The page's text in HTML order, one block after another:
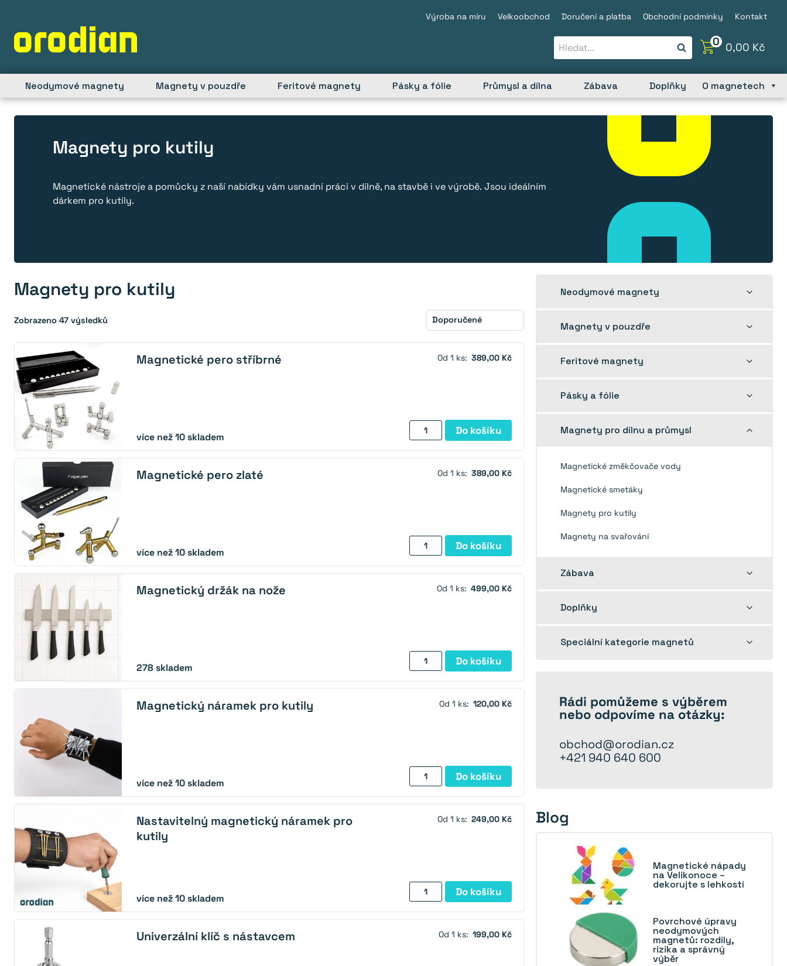
obsah
Výroba na míru Velkoobchod Doručení a platba Obchodní podmínky Kontakt
0 0,00 Kč
Neodymové magnety Magnety v pouzdře Feritové magnety Pásky a fólie Průmysl a dílna Zábava Doplňky O magnetech
Magnety pro kutily
Magnetické nástroje a pomůcky z naší nabídky vám usnadní práci v dílně, na stavbě i ve výrobě. Jsou ideálním
dárkem pro kutily.
Magnety pro kutily
Zobrazeno 47 výsledků
Magnetické pero stříbrné
více než 10 skladem
Od 1 ks: 389,00 Kč
Magnetické
pero
stříbrné
množství
Do košíku
Magnetické pero zlaté
více než 10 skladem
Od 1 ks: 389,00 Kč
Magnetické
pero
zlaté
množství
Do košíku
Magnetický držák na nože
278skladem
Od 1 ks: 499,00 Kč
Magnetický
držák
na
Do košíku
Magnetický náramek pro kutily
více než 10 skladem
Od 1 ks: 120,00 Kč
Magnetický
náramek
pro
Do košíku
Nastavitelný magnetický náramek pro
kutily
více než 10 skladem
Od 1 ks: 249,00 Kč
Nastavitelný
magnetický
náramek
Do košíku
Univerzální klíč s nástavcem Od 1 ks: 199,00 Kč
Neodymové magnety
Rozbalit
Magnety v pouzdře
Rozbalit
Feritové magnety
Rozbalit
Pásky a fólie
Rozbalit
Magnety pro dílnu a průmysl
Rozbalit
Magnetické změkčovače vody
Magnetické smetáky
Magnety pro kutily
Magnety na svařování
Zábava
Rozbalit
Doplňky
Rozbalit
Speciální kategorie magnetů
Rozbalit
Rádi pomůžeme s výběrem
nebo odpovíme na otázky:
obchod@orodian.cz
+421 940 640 600
Blog
Magnetické nápady
na Velikonoce –
dekorujte s lehkostí
Povrchové úpravy
neodymových
magnetů: rozdíly,
rizika a správný
výběr